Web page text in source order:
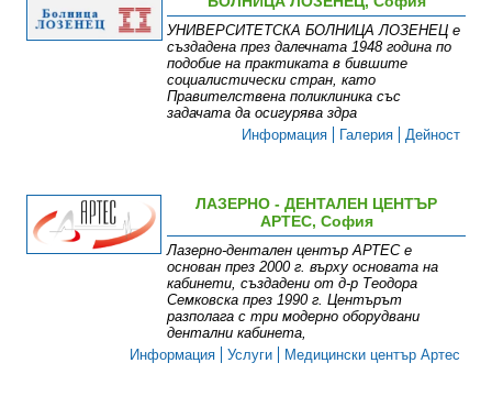
УНИВЕРСИТЕТСКА БОЛНИЦА ЛОЗЕНЕЦ е
създадена през далечната 1948 година по
подобие на практиката в бившите
социалистически стран, като
Правителствена поликлиника със
задачата да осигурява здра
Информация
Галерия Дейност
ЛАЗЕРНО - ДЕНТАЛЕН ЦЕНТЪР
АРТЕС, София
Лазерно-дентален център АРТЕС е
основан през 2000 г. върху основата на
кабинети, създадени от д-р Теодора
Семковска през 1990 г. Центърът
разполага с три модерно оборудвани
дентални кабинета,
Информация
Услуги Медицински център Артес